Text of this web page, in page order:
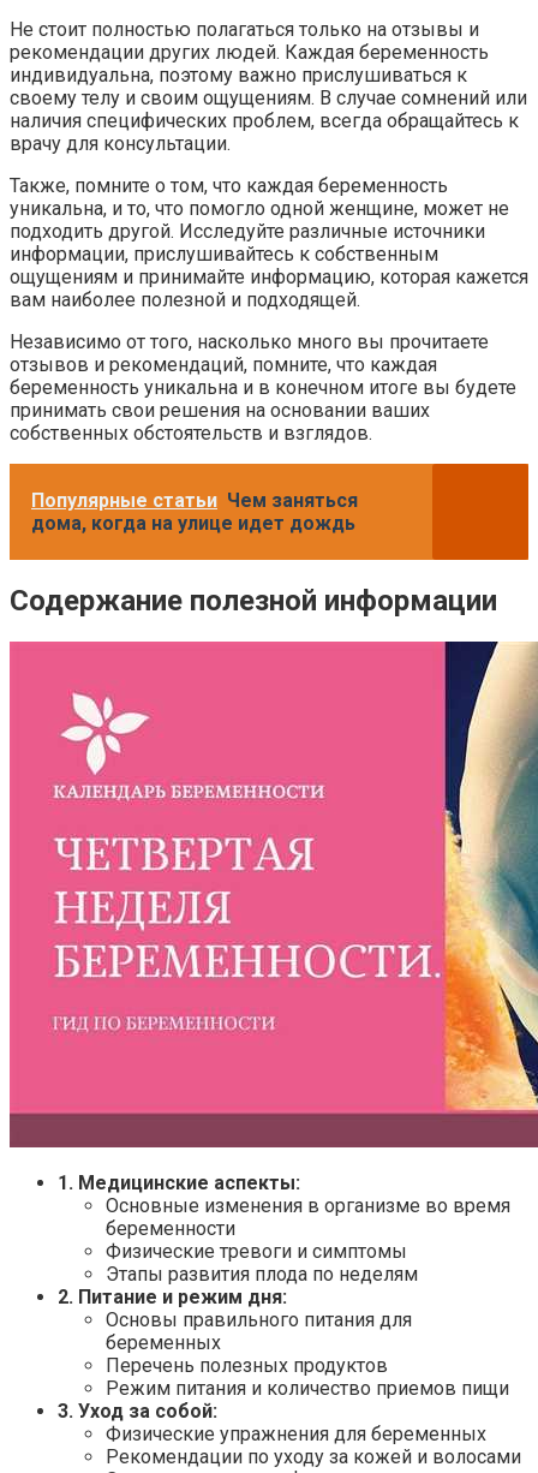
Не стоит полностью полагаться только на отзывы и
рекомендации других людей. Каждая беременность
индивидуальна, поэтому важно прислушиваться к
своему телу и своим ощущениям. В случае сомнений или
наличия специфических проблем, всегда обращайтесь к
врачу для консультации.
Также, помните о том, что каждая беременность
уникальна, и то, что помогло одной женщине, может не
подходить другой. Исследуйте различные источники
информации, прислушивайтесь к собственным
ощущениям и принимайте информацию, которая кажется
вам наиболее полезной и подходящей.
Независимо от того, насколько много вы прочитаете
отзывов и рекомендаций, помните, что каждая
беременность уникальна и в конечном итоге вы будете
принимать свои решения на основании ваших
собственных обстоятельств и взглядов.
Популярные статьи Чем заняться
дома, когда на улице идет дождь
Содержание полезной информации
1. Медицинские аспекты:
Основные изменения в организме во время
беременности
Физические тревоги и симптомы
Этапы развития плода по неделям
2. Питание и режим дня:
Основы правильного питания для
беременных
Перечень полезных продуктов
Режим питания и количество приемов пищи
3. Уход за собой:
Физические упражнения для беременных
Рекомендации по уходу за кожей и волосами